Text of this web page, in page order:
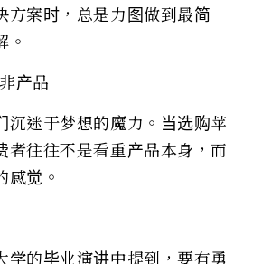
方案时，总是力图做到最简
。
产品
沉迷于梦想的魔力。当选购苹
者往往不是看重产品本身，而
感觉。
学的毕业演讲中提到，要有勇